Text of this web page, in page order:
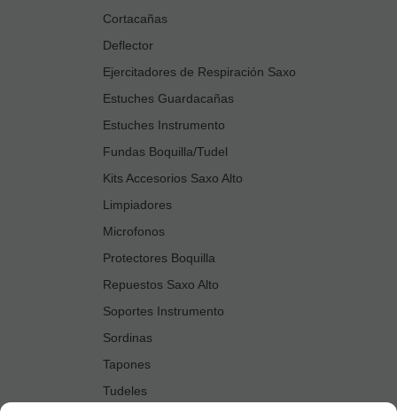
Cortacañas
Deflector
Ejercitadores de Respiración Saxo
Estuches Guardacañas
Estuches Instrumento
Fundas Boquilla/Tudel
Kits Accesorios Saxo Alto
Limpiadores
Microfonos
Protectores Boquilla
Repuestos Saxo Alto
Soportes Instrumento
Sordinas
Tapones
Tudeles